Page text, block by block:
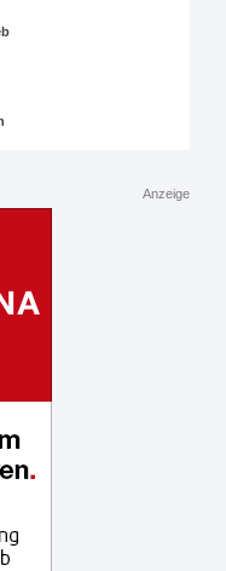
Anzeige